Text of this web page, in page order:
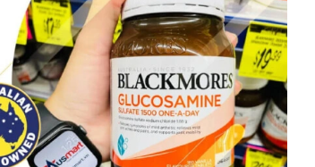
(Nguồn: Chemist
Advanced Protection Invisible Dry